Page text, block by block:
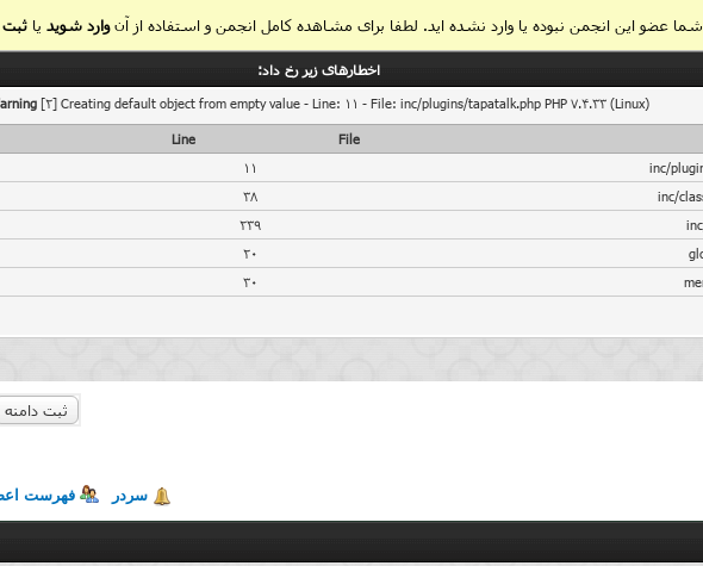
شما عضو این انجمن نبوده یا وارد نشده اید. لطفا برای مشاهده کامل انجمن و استفاده از آنوارد شوید یاثبت
اخطار‌های زیر رخ داد:
[2] Creating default object from empty value - Line: 11 - File: inc/plugins/tapatalk.php PHP 7.4.33 (Linux)
File
Line
11
38
239
20
30
ثبت دامنه
سردر فهرست